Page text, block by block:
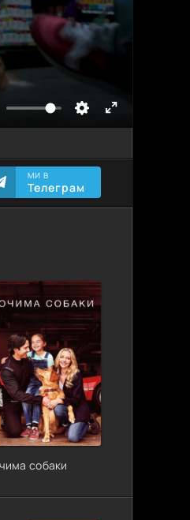
МИ В
Телеграм
собаки